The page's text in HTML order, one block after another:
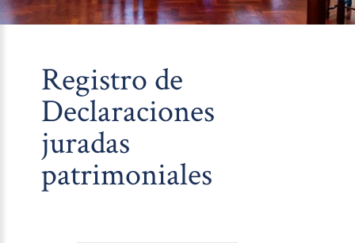
Registro de
Declaraciones
juradas
patrimoniales